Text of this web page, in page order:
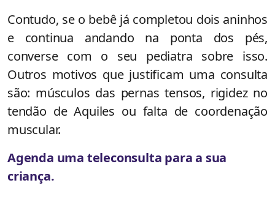
Contudo, se o bebê já completou dois aninhos
e continua andando na ponta dos pés,
converse com o seu pediatra sobre isso.
Outros motivos que justificam uma consulta
são: músculos das pernas tensos, rigidez no
tendão de Aquiles ou falta de coordenação
muscular.
Agenda uma teleconsulta para a sua
criança.